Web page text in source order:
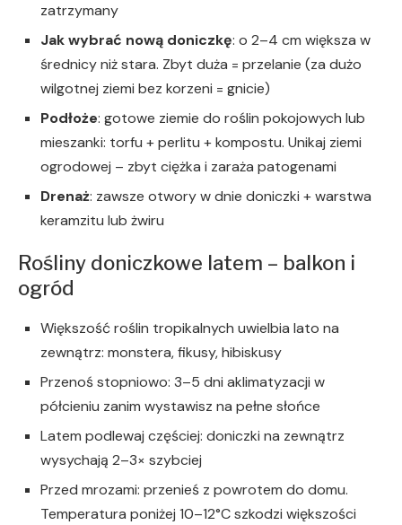
zatrzymany
Jak wybrać nową doniczkę: o 2–4 cm większa w
średnicy niż stara. Zbyt duża = przelanie (za dużo
wilgotnej ziemi bez korzeni = gnicie)
Podłoże: gotowe ziemie do roślin pokojowych lub
mieszanki: torfu + perlitu + kompostu. Unikaj ziemi
ogrodowej – zbyt ciężka i zaraża patogenami
Drenaż: zawsze otwory w dnie doniczki + warstwa
keramzitu lub żwiru
Rośliny doniczkowe latem – balkon i
ogród
Większość roślin tropikalnych uwielbia lato na
zewnątrz: monstera, fikusy, hibiskusy
Przenoś stopniowo: 3–5 dni aklimatyzacji w
półcieniu zanim wystawisz na pełne słońce
Latem podlewaj częściej: doniczki na zewnątrz
wysychają 2–3× szybciej
Przed mrozami: przenieś z powrotem do domu.
Temperatura poniżej 10–12°C szkodzi większości